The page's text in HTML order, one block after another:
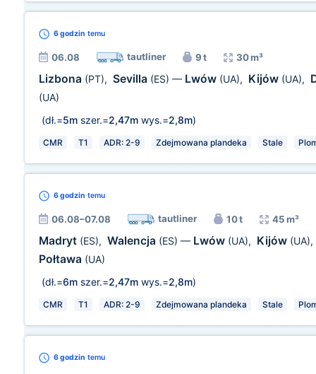
6 godzin temu
06.08 tautliner 9 t 30 m³
Lizbona (PT), Sevilla (ES) — Lwów (UA), Kijów (UA),
(UA)
(dł.=5m szer.=2,47m wys.=2,8m)
CMR T1 ADR: 2-9 Zdejmowana plandeka Stale
6 godzin temu
06.08–07.08 tautliner 10 t 45 m³
Madryt (ES), Walencja (ES) — Lwów (UA), Kijów (UA),
Połtawa (UA)
(dł.=6m szer.=2,47m wys.=2,8m)
CMR T1 ADR: 2-9 Zdejmowana plandeka Stale
6 godzin temu